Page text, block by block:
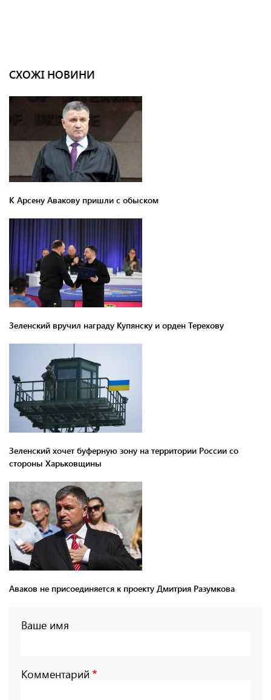
СХОЖІ НОВИНИ
К Арсену Авакову пришли с обыском
Зеленский вручил награду Купянску и орден Терехову
Зеленский хочет буферную зону на территории России со
стороны Харьковщины
Аваков не присоединяется к проекту Дмитрия Разумкова
Ваше имя
Комментарий